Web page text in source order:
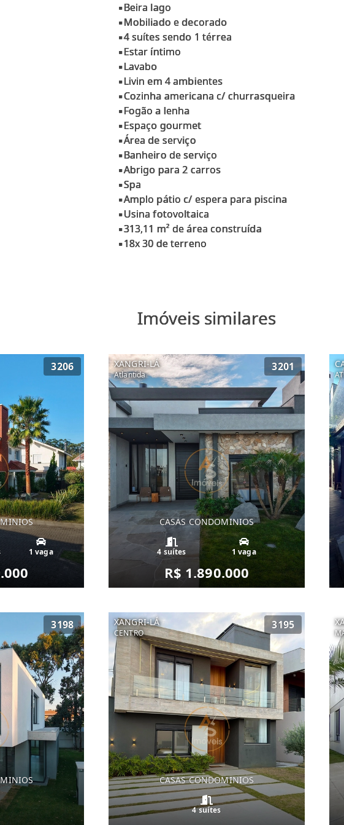
▪Beira lago
▪Mobiliado e decorado
▪4 suítes sendo 1 térrea
▪Estar íntimo
▪Lavabo
▪Livin em 4 ambientes
▪Cozinha americana c/ churrasqueira
▪Fogão a lenha
▪Espaço gourmet
▪Área de serviço
▪Banheiro de serviço
▪Abrigo para 2 carros
▪Spa
▪Amplo pátio c/ espera para piscina
▪Usina fotovoltaica
▪313,11 m² de área construída
Imóveis similares
3206
1 vaga
XANGRI-LÁ
Atlantida
3201
CASAS CONDOMINIOS
4 suítes 1 vaga
R$ 1.890.000
3198 XANGRI-LÁ
CENTRO
3195
CASAS CONDOMINIOS
4 suítes